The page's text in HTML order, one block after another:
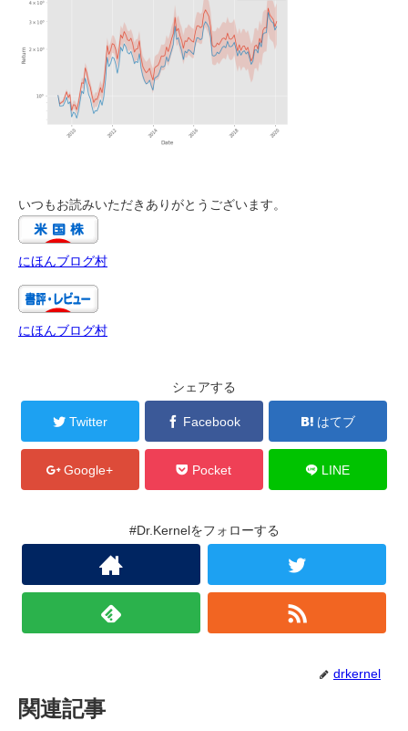
いつもお読みいただきありがとうございます。
にほんブログ村
にほんブログ村
シェアする
Twitter Facebook はてブ
Google+ Pocket LINE
#Dr.Kernelをフォローする
drkernel
関連記事